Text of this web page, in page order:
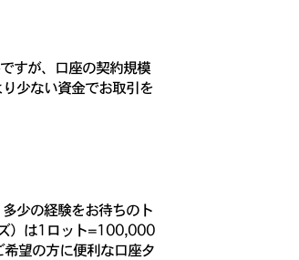
すが、口座の契約規模
少ない資金でお取引を
少の経験をお待ちのト
）は1ロット=100,000
望の方に便利な口座タ